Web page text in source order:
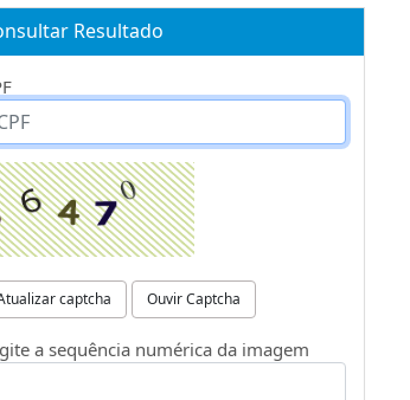
Resultado
captcha Ouvir Captcha
a sequência numérica da imagem